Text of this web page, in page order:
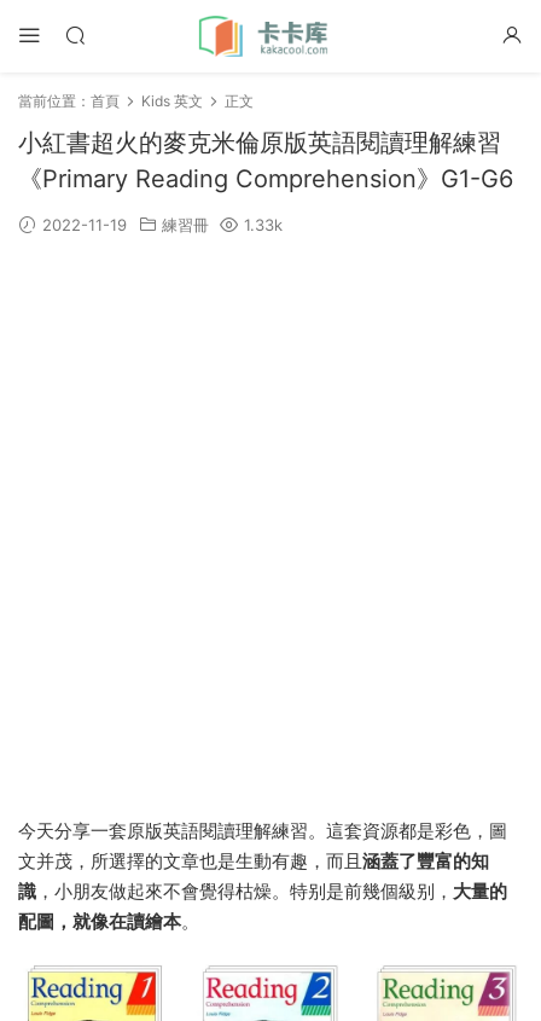
當前位置： 首頁 Kids 英文 正文
小紅書超火的麥克米倫原版英語閱讀理解練習
《Primary Reading Comprehension》G1-G6
2022-11-19 練習冊 1.33k
今天分享一套原版英語閱讀理解練習。這套資源都是彩色，圖
文并茂，所選擇的文章也是生動有趣，而且涵蓋了豐富的知
識 ，小朋友做起來不會覺得枯燥。特别是前幾個級别， 大量的
配圖，就像在讀繪本。